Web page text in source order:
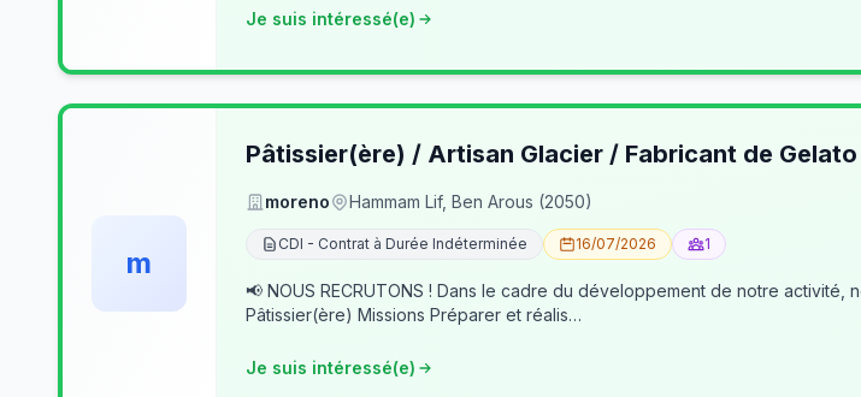
Je suis intéressé(e)
m
Pâtissier(ère) / Artisan Glacier / Fabricant de
moreno Hammam Lif, Ben Arous (2050)
CDI - Contrat à Durée Indéterminée 16/07/2026 1
📢 NOUS RECRUTONS ! Dans le cadre du développement de notre activité, nous recherchons des professionnels passionnés pour rejoindre notre équipe. 👨‍🍳
Pâtissier(ère) Missions Préparer et réalis…
Je suis intéressé(e)